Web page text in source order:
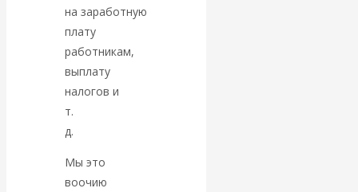
Валентин
КАтасонов.
Может ли
Америка
покинуть НАТО?
на заработную
плату
работникам,
выплату
налогов и
т.
д.
Мы это
воочию